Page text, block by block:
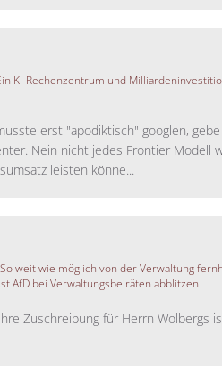
KI-Rechenzentrum und
erst "apodiktisch" googlen, gebe
Nein nicht jedes Frontier Modell
leisten könne...
weit wie möglich von der Verwaltung
AfD bei Verwaltungsbeiräten abblitzen
Zuschreibung für Herrn Wolbergs